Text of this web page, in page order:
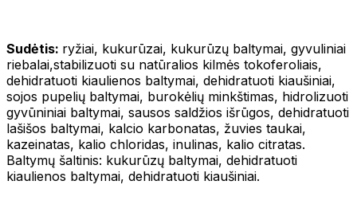
Sudėtis: ryžiai, kukurūzai, kukurūzų baltymai, gyvuliniai
riebalai,stabilizuoti su natūralios kilmės tokoferoliais,
dehidratuoti kiaulienos baltymai, dehidratuoti kiaušiniai,
sojos pupelių baltymai, burokėlių minkštimas, hidrolizuoti
gyvūniniai baltymai, sausos saldžios išrūgos, dehidratuoti
lašišos baltymai, kalcio karbonatas, žuvies taukai,
kazeinatas, kalio chloridas, inulinas, kalio citratas.
Baltymų šaltinis: kukurūzų baltymai, dehidratuoti
kiaulienos baltymai, dehidratuoti kiaušiniai.